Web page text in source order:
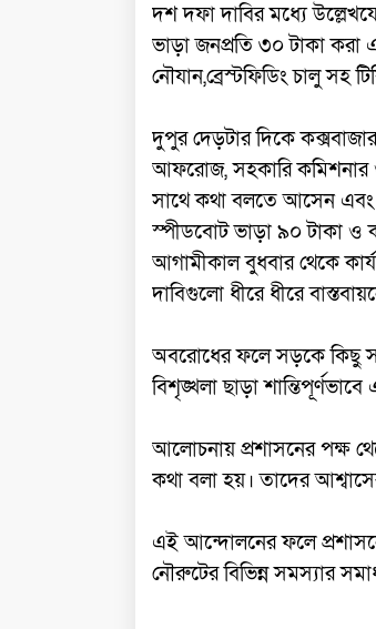
দশ দফা দাবির মধ্যে
ভাড়া জনপ্রতি ৩০ টাকা করা
নৌযান,ব্রেস্টফিডিং চালু সহ
দুপুর দেড়টার দিকে
আফরোজ, সহকারি কমিশনার ও
সাথে কথা বলতে আসেন এবং
স্পীডবোট ভাড়া ৯০ টাকা ও
আগামীকাল বুধবার থেকে
দাবিগুলো ধীরে ধীরে
অবরোধের ফলে সড়কে কিছু
বিশৃঙ্খলা ছাড়া
আলোচনায় প্রশাসনের পক্ষ
কথা বলা হয়। তাদের
এই আন্দোলনের ফলে
নৌরুটের বিভিন্ন সমস্যার